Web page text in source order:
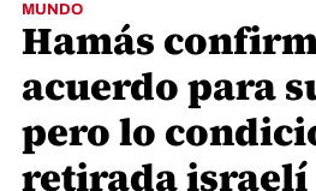
MUNDO
Hamás
acuerdo para
pero lo
retirada israelí